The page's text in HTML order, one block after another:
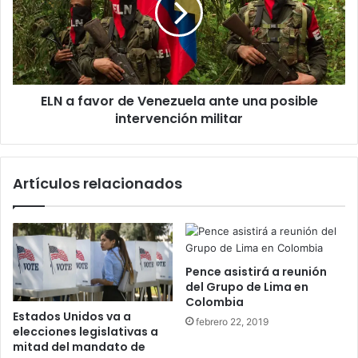
Venezuela
ante
una
posible
intervención
ELN a favor de Venezuela ante una posible
intervención militar
Artículos relacionados
Estados Unidos va a
elecciones legislativas a
mitad del mandato de
Pence asistirá a reunión
del Grupo de Lima en
Colombia
febrero 22, 2019